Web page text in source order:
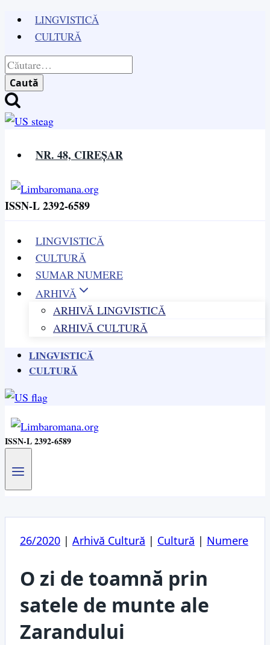
Skip
content
LINGVISTICĂ
CULTURĂ
Caută
după:
NR. 48, CIREȘAR
ISSN-L 2392-6589
LINGVISTICĂ
CULTURĂ
SUMAR NUMERE
ARHIVĂ
ARHIVĂ LINGVISTICĂ
ARHIVĂ CULTURĂ
LINGVISTICĂ
CULTURĂ
ISSN-L 2392-6589
26/2020 | Arhivă Cultură | Cultură | Numere
O zi de toamnă prin
satele de munte ale
Zarandului